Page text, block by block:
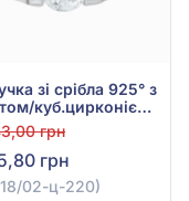
зі срібла 925° з
куб.цирконієм,
02-ц-220
грн
грн
18/02-ц-220)